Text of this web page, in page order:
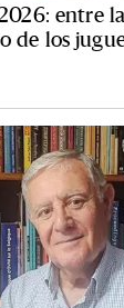
entre
de los